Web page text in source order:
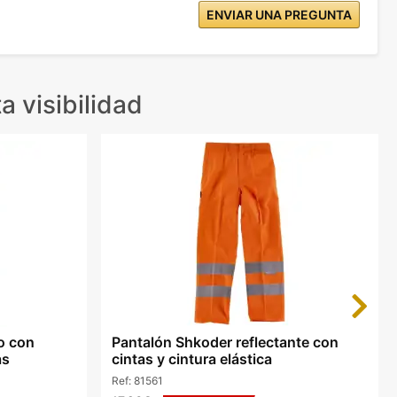
ENVIAR UNA PREGUNTA
visibilidad
con
Pantalón Shkoder reflectante con
cintas y cintura elástica
Ref: 81561
Next